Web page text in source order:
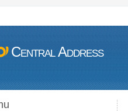
Central Address